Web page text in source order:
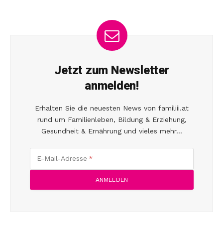
Jetzt zum Newsletter
anmelden!
Erhalten Sie die neuesten News von familiii.at
rund um Familienleben, Bildung & Erziehung,
Gesundheit & Ernährung und vieles mehr...
E-Mail-Adresse